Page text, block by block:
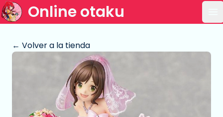
Online otaku
← Volver a la tienda